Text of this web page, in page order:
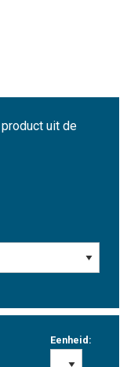
uit de
Eenheid: